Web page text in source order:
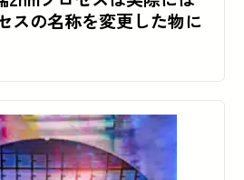
スの名称を変更した物に